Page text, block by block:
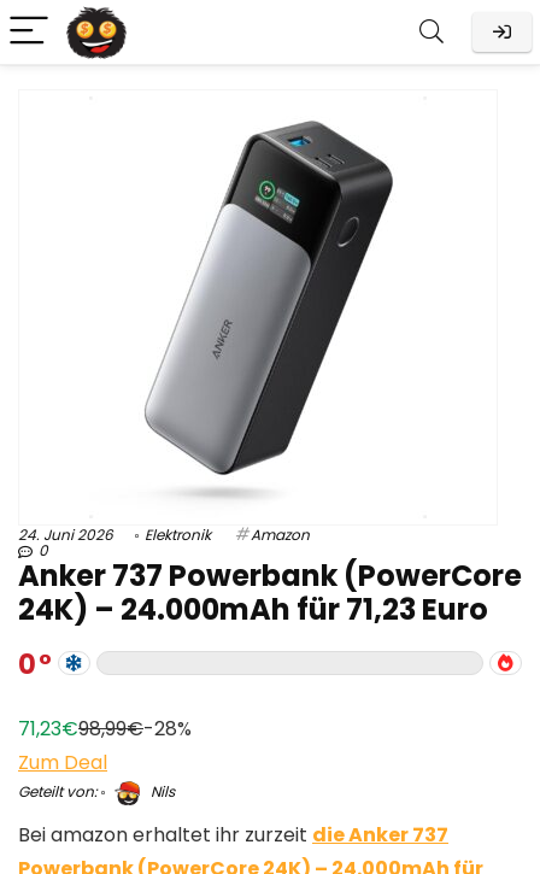
24. Juni 2026 Elektronik Amazon
0
Anker 737 Powerbank (PowerCore
24K) – 24.000mAh für 71,23 Euro
0
71,23€98,99€-28%
Zum Deal
Geteilt von: Nils
Bei amazon erhaltet ihr zurzeit die Anker 737
Powerbank (PowerCore 24K) – 24.000mAh für